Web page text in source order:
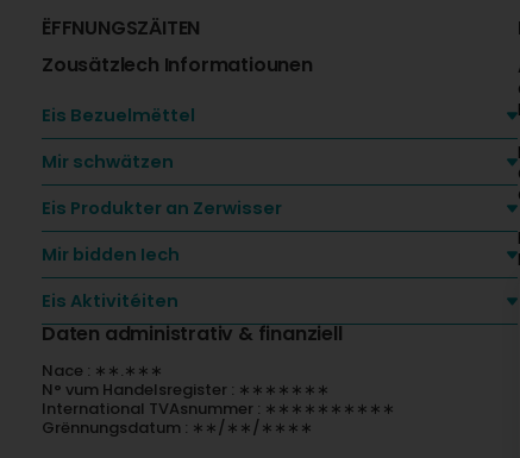
ËFFNUNGSZÄITEN
Zousätzlech Informatiounen
Eis Bezuelmëttel
Mir schwätzen
Eis Produkter an Zerwisser
Mir bidden Iech
Eis Aktivitéiten
Daten administrativ & finanziell
Nace : ∗∗.∗∗∗
N° vum Handelsregister : ∗∗∗∗∗∗∗
International TVAsnummer : ∗∗∗∗∗∗∗∗∗∗
Grënnungsdatum : ∗∗/∗∗/∗∗∗∗